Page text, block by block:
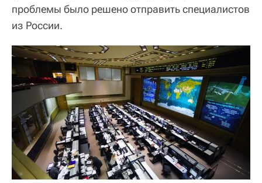
проблемы было решено отправить специалистов
из России.